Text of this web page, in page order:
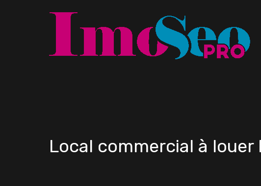
Local commercial à louer